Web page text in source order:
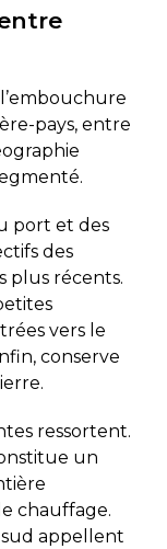
pays, entre
port et des
des
plus récents.
vers le
conserve
ressortent.
un
chauffage.
sud appellent